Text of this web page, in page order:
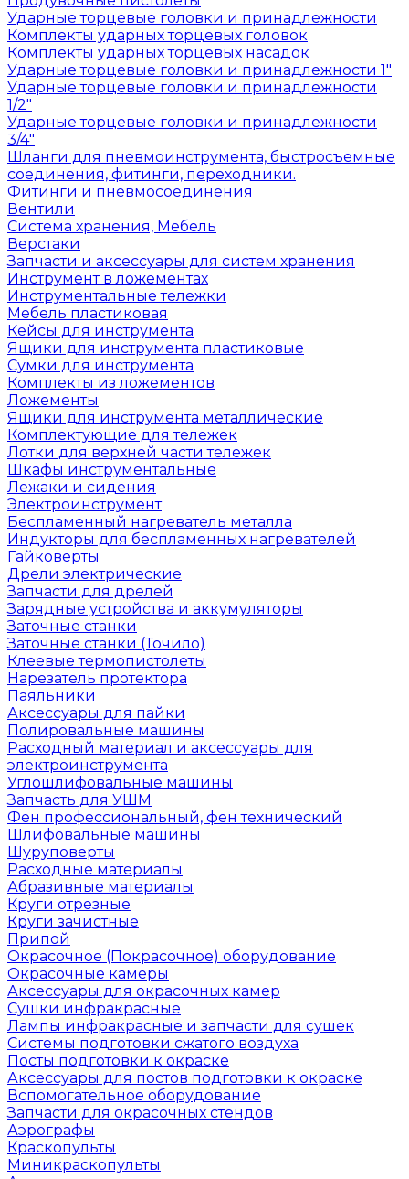
Ударные торцевые головки и принадлежности
Комплекты ударных торцевых головок
Комплекты ударных торцевых насадок
Ударные торцевые головки и принадлежности 1"
Ударные торцевые головки и принадлежности
1/2"
Ударные торцевые головки и принадлежности
3/4"
Шланги для пневмоинструмента, быстросъемные
соединения, фитинги, переходники.
Фитинги и пневмосоединения
Вентили
Система хранения, Мебель
Верстаки
Запчасти и аксессуары для систем хранения
Инструмент в ложементах
Инструментальные тележки
Мебель пластиковая
Кейсы для инструмента
Ящики для инструмента пластиковые
Сумки для инструмента
Комплекты из ложементов
Ложементы
Ящики для инструмента металлические
Комплектующие для тележек
Лотки для верхней части тележек
Шкафы инструментальные
Лежаки и сидения
Электроинструмент
Беспламенный нагреватель металла
Индукторы для беспламенных нагревателей
Гайковерты
Дрели электрические
Запчасти для дрелей
Зарядные устройства и аккумуляторы
Заточные станки
Заточные станки (Точило)
Клеевые термопистолеты
Нарезатель протектора
Паяльники
Аксессуары для пайки
Полировальные машины
Расходный материал и аксессуары для
электроинструмента
Углошлифовальные машины
Запчасть для УШМ
Фен профессиональный, фен технический
Шлифовальные машины
Шуруповерты
Расходные материалы
Абразивные материалы
Круги отрезные
Круги зачистные
Припой
Окрасочное (Покрасочное) оборудование
Окрасочные камеры
Аксессуары для окрасочных камер
Сушки инфракрасные
Лампы инфракрасные и запчасти для сушек
Системы подготовки сжатого воздуха
Посты подготовки к окраске
Аксессуары для постов подготовки к окраске
Вспомогательное оборудование
Запчасти для окрасочных стендов
Аэрографы
Краскопульты
Миникраскопульты